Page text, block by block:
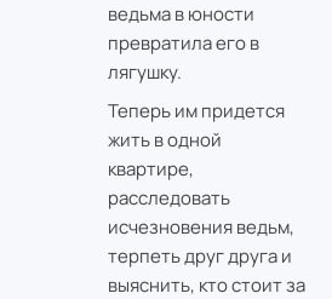
ведьма в юности
превратила его в
лягушку.
Теперь им придется
жить в одной
квартире,
расследовать
исчезновения ведьм,
терпеть друг друга и
выяснить, кто стоит за